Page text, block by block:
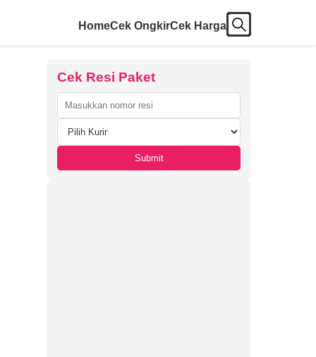
HomeCek OngkirCek Harga
Cek Resi Paket
Submit